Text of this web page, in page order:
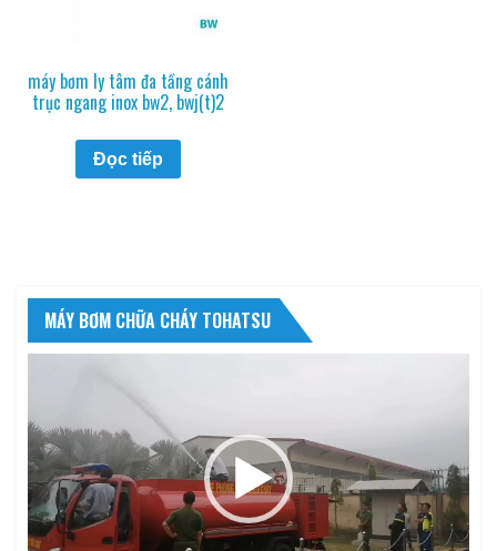
máy bơm ly tâm đa tầng cánh
trục ngang inox bw2, bwj(t)2
Đọc tiếp
MÁY BƠM CHỮA CHÁY TOHATSU
Video